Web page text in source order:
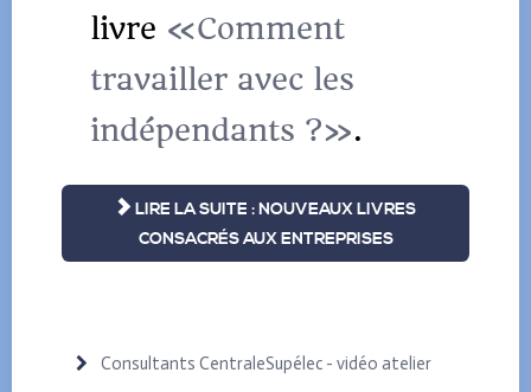
livre «Comment
travailler avec les
indépendants ?».
LIRE LA SUITE : NOUVEAUX LIVRES
CONSACRÉS AUX ENTREPRISES
Consultants CentraleSupélec - vidéo atelier